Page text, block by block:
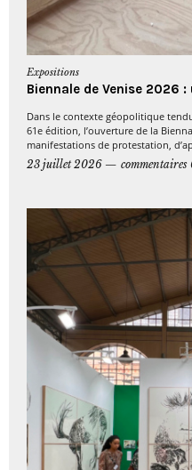
Expositions
Biennale de Venise 2026
Dans le contexte géopolitique
61e édition, l’ouverture de la
manifestations de protestation,
23 juillet 2026
commentaires